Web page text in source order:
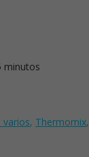
minutos
varios, Thermomix,